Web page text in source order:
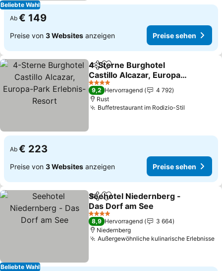
Beliebte Wahl
Ab € 149
Preise von 3 Websites anzeigen Preise sehen
TeilenZu Favoriten hinzufügen
4-Sterne Burghotel
Castillo Alcazar, Europa-
Park Erlebnis-Resort
4 Sterne
9,2 Hervorragend
4 792
Rust
Buffetrestaurant im Rodizio-Stil
Ab € 223
Preise von 3 Websites anzeigen Preise sehen
Beliebte Wahl
TeilenZu Favoriten hinzufügen
Seehotel Niedernberg -
Das Dorf am See
4 Sterne
8,9 Hervorragend
3 664
Niedernberg
Außergewöhnliche kulinarische Erlebnisse